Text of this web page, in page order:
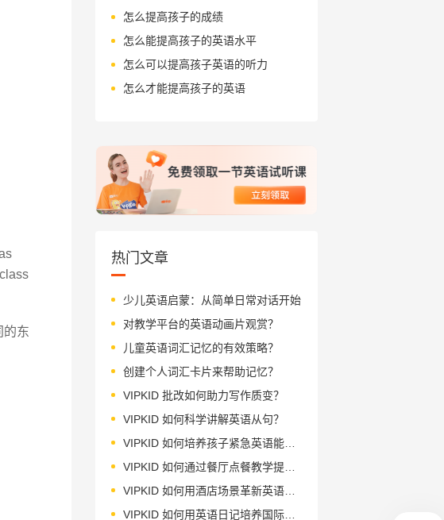
的东
怎么提高孩子的成绩
怎么能提高孩子的英语水平
怎么可以提高孩子英语的听力
怎么才能提高孩子的英语
热门文章
少儿英语启蒙：从简单日常对话开始
对教学平台的英语动画片观赏？
儿童英语词汇记忆的有效策略？
创建个人词汇卡片来帮助记忆？
VIPKID 批改如何助力写作质变？
VIPKID 如何科学讲解英语从句？
VIPKID 如何培养孩子紧急英语能力？
VIPKID 如何通过餐厅点餐教学提升少儿英语应用能力？
VIPKID 如何用酒店场景革新英语教学？
VIPKID 如何用英语日记培养国际化人才？